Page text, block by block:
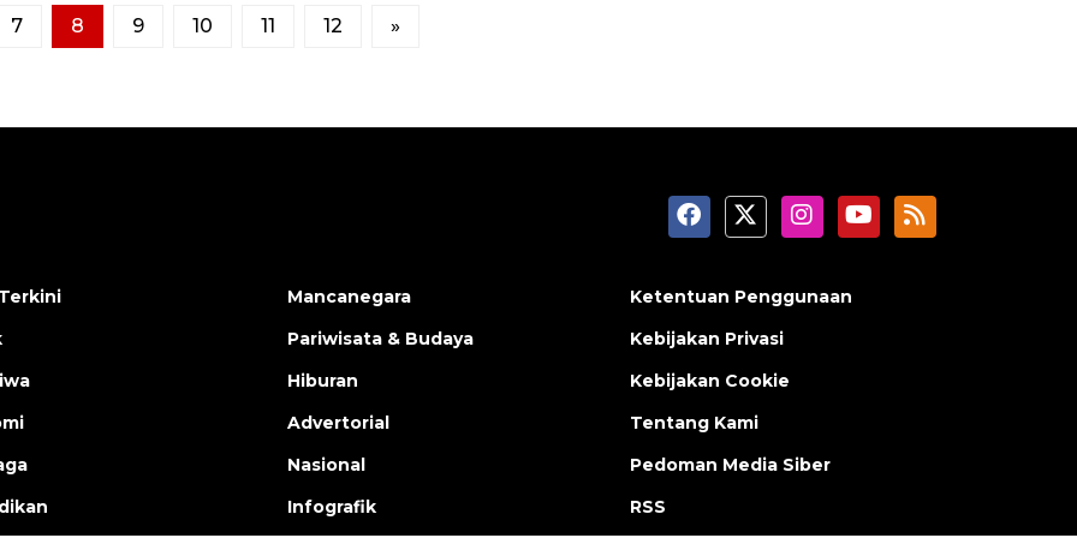
7 8 9 10 11 12 »
Mancanegara
Pariwisata & Budaya
Hiburan
Advertorial
Nasional
Infografik
Ketentuan Penggunaan
Kebijakan Privasi
Kebijakan Cookie
Tentang Kami
Pedoman Media Siber
RSS